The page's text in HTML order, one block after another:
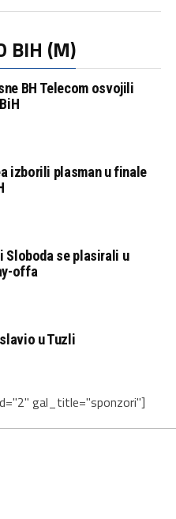
BIH (M)
BH Telecom osvojili
izborili plasman u finale
Sloboda se plasirali u
offa
u Tuzli
gal_title="sponzori"]